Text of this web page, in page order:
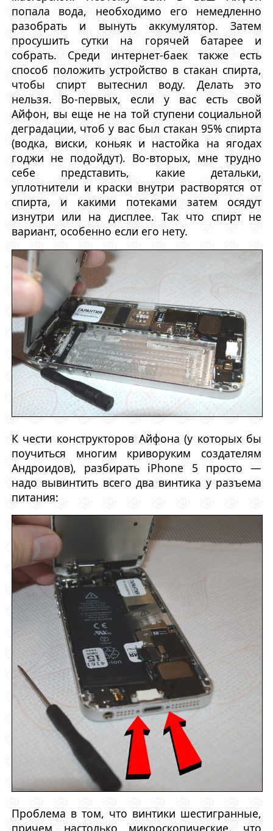
попала вода, необходимо его немедленно
разобрать и вынуть аккумулятор. Затем
просушить сутки на горячей батарее и
собрать. Среди интернет-баек также есть
способ положить устройство в стакан спирта,
чтобы спирт вытеснил воду. Делать это
нельзя. Во-первых, если у вас есть свой
Айфон, вы еще не на той ступени социальной
деградации, чтоб у вас был стакан 95% спирта
(водка, виски, коньяк и настойка на ягодах
годжи не подойдут). Во-вторых, мне трудно
себе представить, какие детальки,
уплотнители и краски внутри растворятся от
спирта, и какими потеками затем осядут
изнутри или на дисплее. Так что спирт не
вариант, особенно если его нету.
К чести конструкторов Айфона (у которых бы
поучиться многим криворуким создателям
Андроидов), разбирать iPhone 5 просто —
надо вывинтить всего два винтика у разъема
питания:
Проблема в том, что винтики шестигранные,
причем настолько микроскопические, что